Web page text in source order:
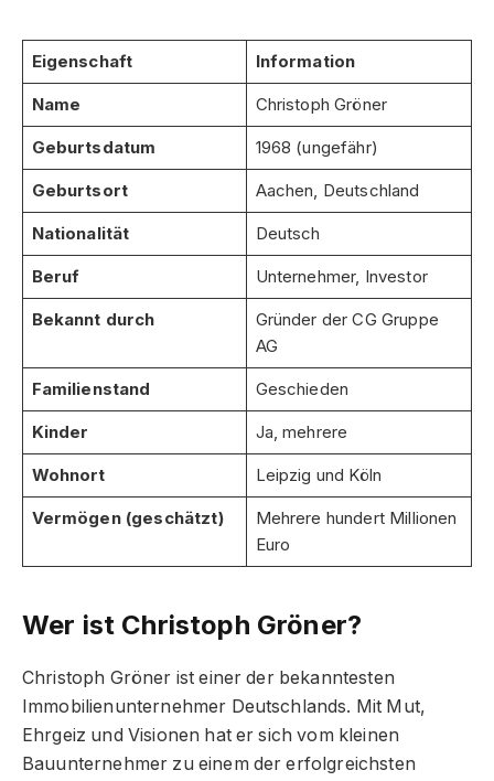
Eigenschaft Information
Name Christoph Gröner
Geburtsdatum 1968 (ungefähr)
Geburtsort Aachen, Deutschland
Nationalität Deutsch
Beruf Unternehmer, Investor
Bekannt durch
Gründer der CG Gruppe
AG
Familienstand Geschieden
Kinder Ja, mehrere
Wohnort Leipzig und Köln
Vermögen (geschätzt)
Mehrere hundert Millionen
Euro
Wer ist Christoph Gröner?
Christoph Gröner ist einer der bekanntesten
Immobilienunternehmer Deutschlands. Mit Mut,
Ehrgeiz und Visionen hat er sich vom kleinen
Bauunternehmer zu einem der erfolgreichsten